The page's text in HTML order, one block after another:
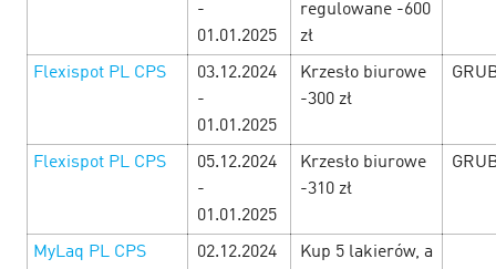
Black Friday at Cityads! — Days of
tremendous profit!26 November’24
There would be so many offers with the commission
increase and promo codes from the 1st to 30th November,
that it would be hard to choose! But you would make it.
Study the Black Friday offers…
-
01.01.2025
regulowane -600
zł
Flexispot PL CPS
03.12.2024
-
01.01.2025
Krzesło biurowe
-300 zł
Flexispot PL CPS
05.12.2024
-
01.01.2025
Krzesło biurowe
-310 zł
MyLaq PL CPS
02.12.2024
Kup 5 lakierów, a